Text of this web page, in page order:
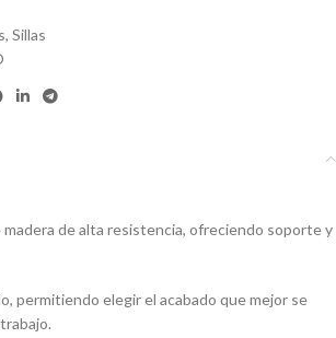
, Sillas
de alta resistencia, ofreciendo soporte y
permitiendo elegir el acabado que mejor se